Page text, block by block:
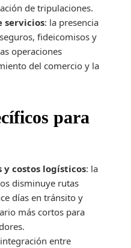
de tripulaciones.
servicios: la presencia
fideicomisos y
operaciones
del comercio y la
para
y costos logísticos: la
disminuye rutas
días en tránsito y
más cortos para
entre